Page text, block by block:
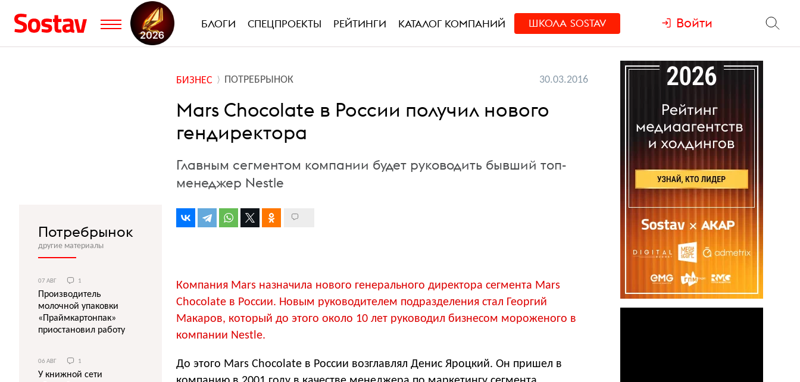
БЛОГИ СПЕЦПРОЕКТЫ РЕЙТИНГИ КАТАЛОГ КОМПАНИЙ ШКОЛА SOSTAV Войти
БИЗНЕС ПОТРЕБРЫНОК 30.03.2016
Mars Chocolatе в России получил нового
гендиректора
Главным сегментом компании будет руководить бывший топ-
менеджер Nestle
Компания Mars назначила нового генерального директора сегмента Mars
Chocolatе в России. Новым руководителем подразделения стал Георгий
Макаров, который до этого около 10 лет руководил бизнесом мороженого в
компании Nestle.
До этого Mars Chocolate в России возглавлял Денис Яроцкий. Он пришел в
Потребрынок
другие материалы
07 АВГ 1
Производитель
молочной упаковки
«Праймкартонпак»
приостановил работу
06 АВГ 1
У книжной сети